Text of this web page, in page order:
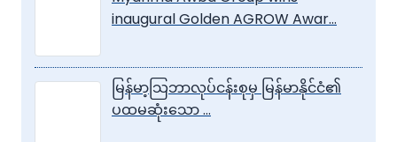
inaugural Golden AGROW Awar…
မြန်မာ့သြဘာလုပ်ငန်းစုမှ မြန်မာနိုင်ငံ၏
ပထမဆုံးသော …